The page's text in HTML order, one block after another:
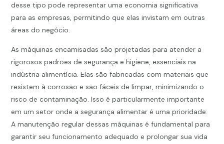
desse tipo pode representar uma economia significativa
para as empresas, permitindo que elas invistam em outras
áreas do negócio.
As máquinas encamisadas são projetadas para atender a
rigorosos padrões de segurança e higiene, essenciais na
indústria alimentícia. Elas são fabricadas com materiais que
resistem à corrosão e são fáceis de limpar, minimizando o
risco de contaminação. Isso é particularmente importante
em um setor onde a segurança alimentar é uma prioridade.
A manutenção regular dessas máquinas é fundamental para
garantir seu funcionamento adequado e prolongar sua vida